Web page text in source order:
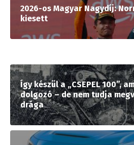
2026-os Magyar Nagydíj:
kiesett
Így készül a „CSEPEL 100”,
dolgozó – de nem tudja
drága